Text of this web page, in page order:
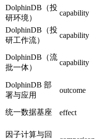
DolphinDB（投
研环境）
capability
DolphinDB（投
研工作流）
capability
DolphinDB（流
批一体）
capability
DolphinDB 部
署与应用
outcome
统一数据基座 effect
因子计算与回